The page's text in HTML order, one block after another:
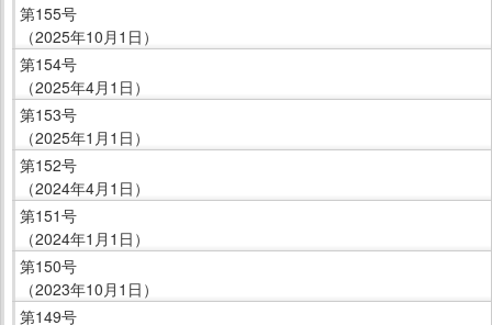
第155号
（2025年10月1日）
第154号
（2025年4月1日）
第153号
（2025年1月1日）
第152号
（2024年4月1日）
第151号
（2024年1月1日）
第150号
（2023年10月1日）
第149号